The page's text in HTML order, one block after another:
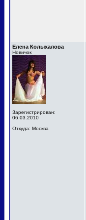
Елена Колыхалова
Новичок
Зарегистрирован:
06.03.2010
Откуда: Москва